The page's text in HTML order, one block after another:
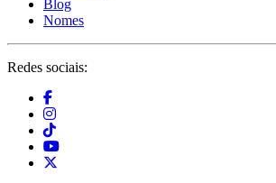
Blog
Nomes
Redes sociais: